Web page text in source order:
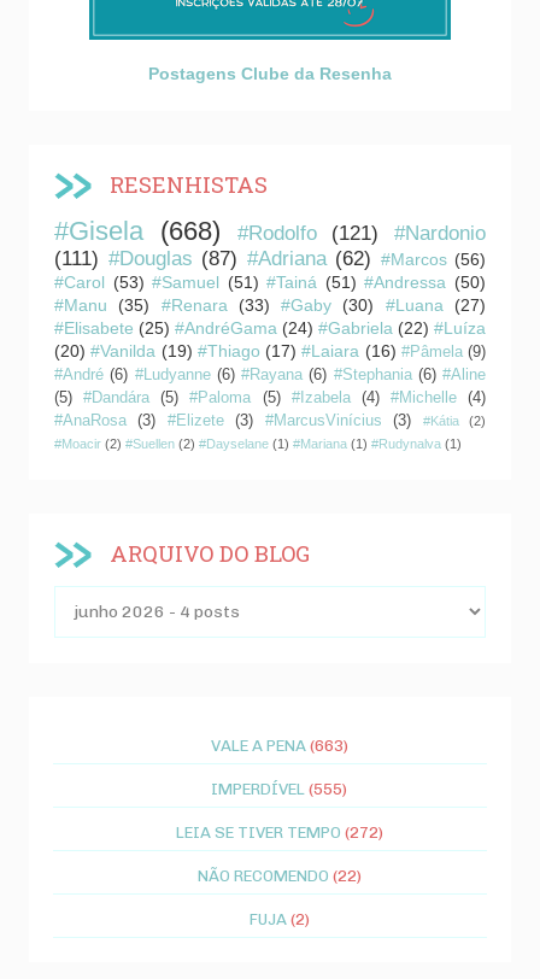
Postagens Clube da Resenha
RESENHISTAS
#Gisela (668) #Rodolfo (121)
#Nardonio
(111) #Douglas (87) #Adriana (62) #Marcos (56)
#Carol (53) #Samuel (51) #Tainá (51) #Andressa (50)
#Manu
(35) #Renara (33) #Gaby (30) #Luana
(27)
#Elisabete (25) #AndréGama (24) #Gabriela (22) #Luíza
(20) #Vanilda (19) #Thiago (17) #Laiara (16) #Pâmela (9)
#André (6) #Ludyanne (6) #Rayana (6) #Stephania (6) #Aline
(5)
#Dandára (5) #Paloma (5) #Izabela (4) #Michelle
(4)
#AnaRosa
(3) #Elizete (3) #MarcusVinícius (3) #Kátia
(2)
#Moacir (2) #Suellen (2) #Dayselane (1) #Mariana (1) #Rudynalva (1)
ARQUIVO DO BLOG
VALE A PENA (663)
IMPERDÍVEL(555)
LEIA SE TIVER TEMPO (272)
NÃO RECOMENDO (22)
FUJA (2)